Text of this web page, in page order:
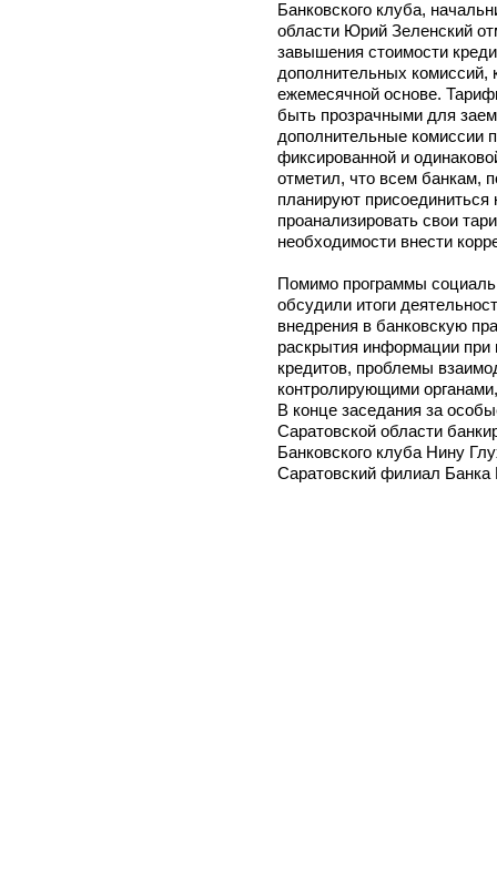
Банковского клуба,
области Юрий Зеленский
завышения стоимости
дополнительных комиссий,
ежемесячной основе.
быть прозрачными для
дополнительные комиссии
фиксированной и
отметил, что всем банкам,
планируют
проанализировать свои
необходимости внести
Помимо программы
обсудили итоги
внедрения в банковскую
раскрытия информации при
кредитов, проблемы
контролирующими
В конце заседания за
Саратовской области
Банковского клуба Нину
Саратовский филиал